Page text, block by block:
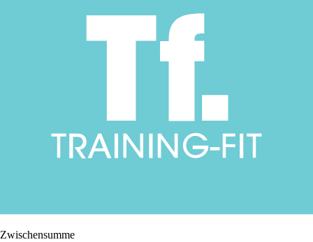
Zwischensumme